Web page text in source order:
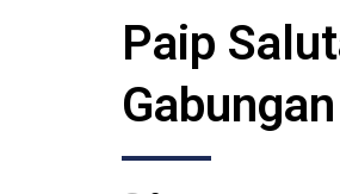
Paip
Gabungan